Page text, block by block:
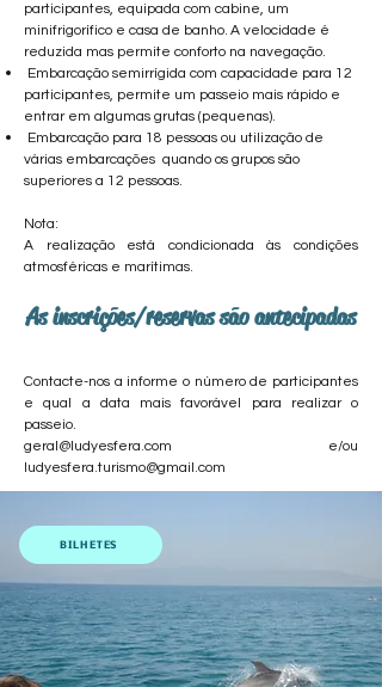
participantes, equipada com cabine, um
minifrigorífico e casa de banho. A velocidade é
reduzida mas permite conforto na navegação.
Embarcação semirrígida com capacidade para 12
participantes, permite um passeio mais rápido e
entrar em algumas grutas (pequenas).
Embarcação para 18 pessoas ou utilização de
várias embarcações quando os grupos são
superiores a 12 pessoas.
Nota:
A realização está condicionada às condições
atmosféricas e marítimas.
As inscrições/reservas são antecipadas
Contacte-nos a informe o número de participantes
e qual a data mais favorável para realizar o
passeio.
geral@ludyesfera.com e/ou
ludyesfera.turismo@gmail.com
BILHETES